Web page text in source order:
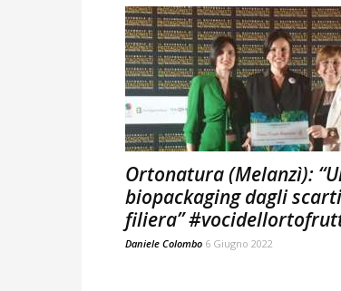
Ortonatura (Melanzì):
biopackaging dagli
filiera”
Daniele Colombo 6 Giugno 2022